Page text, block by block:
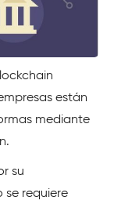
están
mediante
su
se requiere